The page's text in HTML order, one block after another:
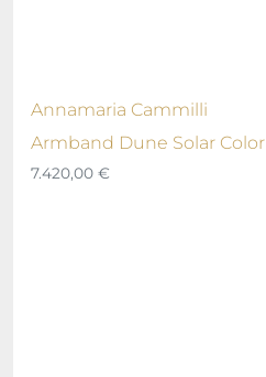
Annamaria Cammilli
Armband Dune Solar Color
7.420,00 €